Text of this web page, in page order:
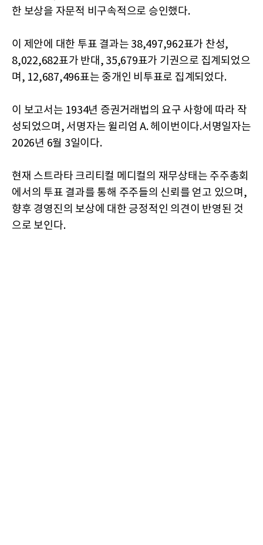
한 보상을 자문적 비구속적으로 승인했다.
이 제안에 대한 투표 결과는 38,497,962표가 찬성,
8,022,682표가 반대, 35,679표가 기권으로 집계되었으
며, 12,687,496표는 중개인 비투표로 집계되었다.
이 보고서는 1934년 증권거래법의 요구 사항에 따라 작
성되었으며, 서명자는 윌리엄 A. 헤이번이다.서명일자는
2026년 6월 3일이다.
현재 스트라타 크리티컬 메디컬의 재무상태는 주주총회
에서의 투표 결과를 통해 주주들의 신뢰를 얻고 있으며,
향후 경영진의 보상에 대한 긍정적인 의견이 반영된 것
으로 보인다.